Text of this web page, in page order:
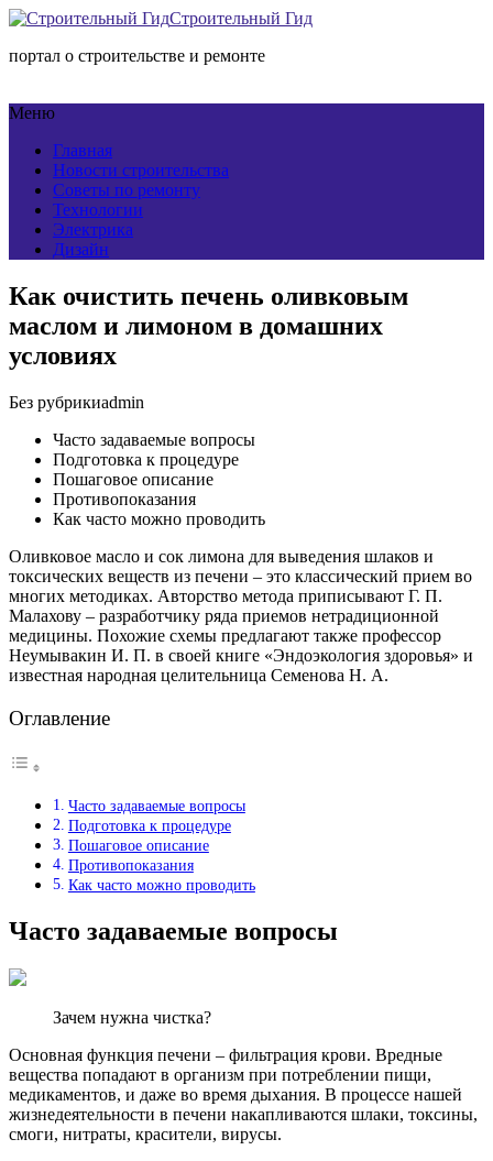
Строительный Гид
портал о строительстве и ремонте
Меню
Главная
Новости строительства
Советы по ремонту
Технологии
Электрика
Дизайн
Как очистить печень оливковым
маслом и лимоном в домашних
условиях
Без рубрикиadmin
Часто задаваемые вопросы
Подготовка к процедуре
Пошаговое описание
Противопоказания
Как часто можно проводить
Оливковое масло и сок лимона для выведения шлаков и
токсических веществ из печени – это классический прием во
многих методиках. Авторство метода приписывают Г. П.
Малахову – разработчику ряда приемов нетрадиционной
медицины. Похожие схемы предлагают также профессор
Неумывакин И. П. в своей книге «Эндоэкология здоровья» и
известная народная целительница Семенова Н. А.
Оглавление
Часто задаваемые вопросы
Подготовка к процедуре
Пошаговое описание
Противопоказания
Как часто можно проводить
Часто задаваемые вопросы
Зачем нужна чистка?
Основная функция печени – фильтрация крови. Вредные
вещества попадают в организм при потреблении пищи,
медикаментов, и даже во время дыхания. В процессе нашей
жизнедеятельности в печени накапливаются шлаки, токсины,
смоги, нитраты, красители, вирусы.